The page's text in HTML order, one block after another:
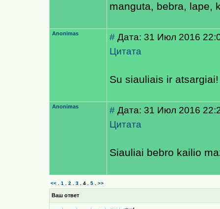
manguta, bebra, lape,
Anonimas # Дата: 31 Июл 2016
Цитата
Su siauliais ir
Anonimas # Дата: 31 Июл 2016
Цитата
Siauliai bebro kailio
<< 1 2 3 4 5 >>
Ваш ответ